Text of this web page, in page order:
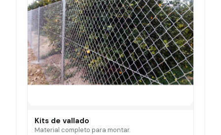
Kits de vallado
Material completo para montar.